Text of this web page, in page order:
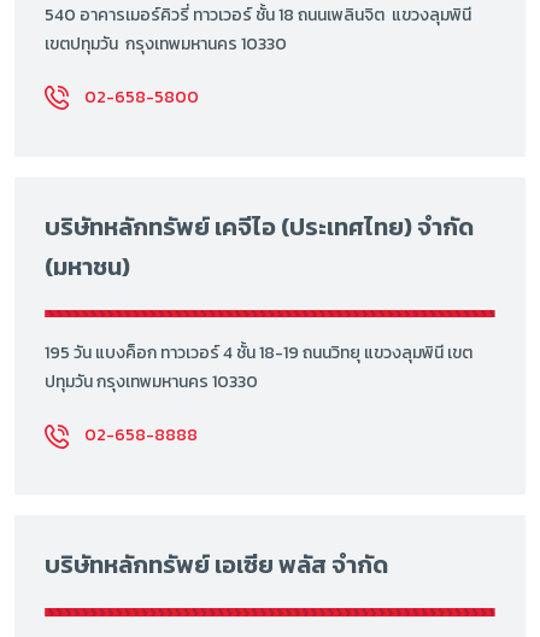
540 อาคารเมอร์คิวรี่ ทาวเวอร์ ชั้น 18 ถนนเพลินจิต แขวงลุมพินี
เขตปทุมวัน กรุงเทพมหานคร 10330
02-658-5800
บริษัทหลักทรัพย์ เคจีไอ (ประเทศไทย) จำกัด
(มหาชน)
195 วัน แบงค็อก ทาวเวอร์ 4 ชั้น 18-19 ถนนวิทยุ แขวงลุมพินี เขต
ปทุมวัน กรุงเทพมหานคร 10330
02-658-8888
บริษัทหลักทรัพย์ เอเซีย พลัส จำกัด